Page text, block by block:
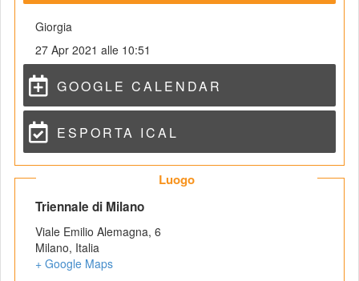
Giorgia
27 Apr 2021 alle 10:51
GOOGLE CALENDAR
ESPORTA ICAL
Luogo
Triennale di Milano
Viale Emilio Alemagna, 6
Milano, Italia
+ Google Map